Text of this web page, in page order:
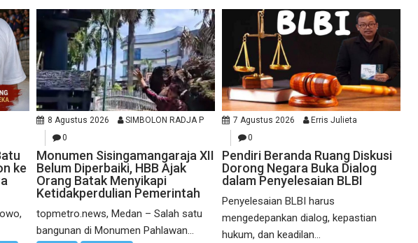
ke
8 Agustus 2026
SIMBOLON RADJA P
0
Monumen Sisingamangaraja XII
Belum Diperbaiki, HBB Ajak
Orang Batak Menyikapi
Ketidakperdulian Pemerintah
topmetro.news, Medan – Salah satu
bangunan di Monumen Pahlawan...
7 Agustus 2026
Erris Julieta
0
Pendiri Beranda Ruang Diskusi
Dorong Negara Buka Dialog
dalam Penyelesaian BLBI
Penyelesaian BLBI harus
mengedepankan dialog, kepastian
hukum, dan keadilan...